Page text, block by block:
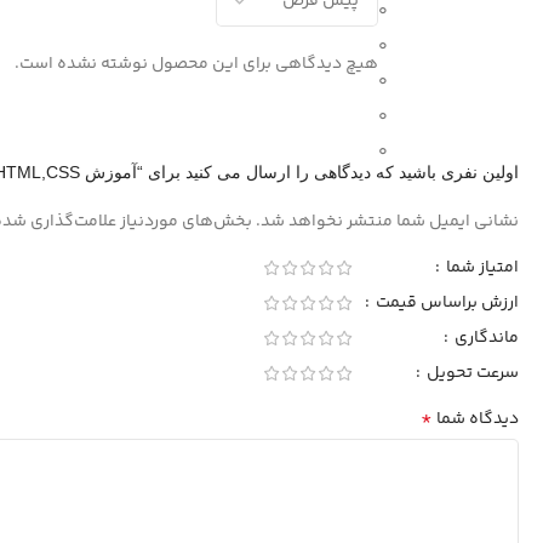
0
0
0
0
0
هیچ دیدگاهی برای این محصول نوشته نشده است.
اولین نفری باشید که دیدگاهی را ارسال می کنید برای “آموزش HTML,CSS پرند”
نشانی ایمیل شما منتشر نخواهد شد. بخش‌های موردنیاز علامت‌گذاری
امتیاز شما
ارزش براساس قیمت
ماندگاری
سرعت تحویل
دیدگاه شما *